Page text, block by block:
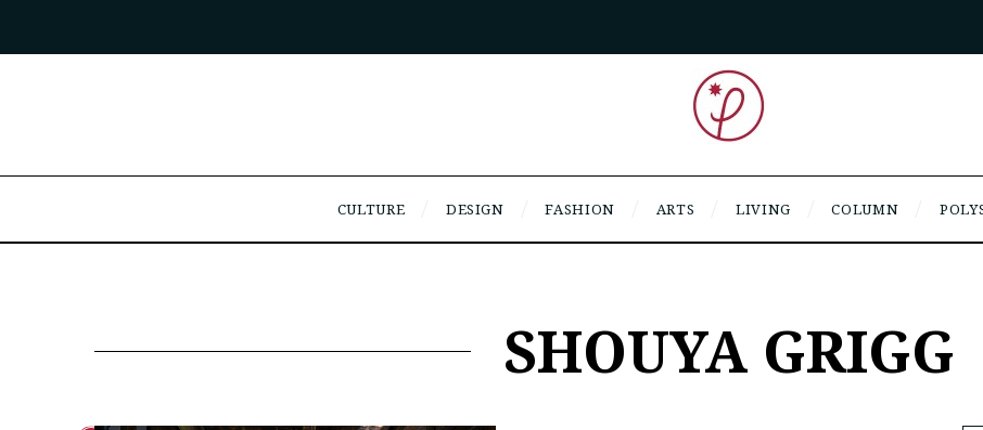
CULTURE DESIGN FASHION ARTS LIVING COLUMN
SHOUYA GRIGG